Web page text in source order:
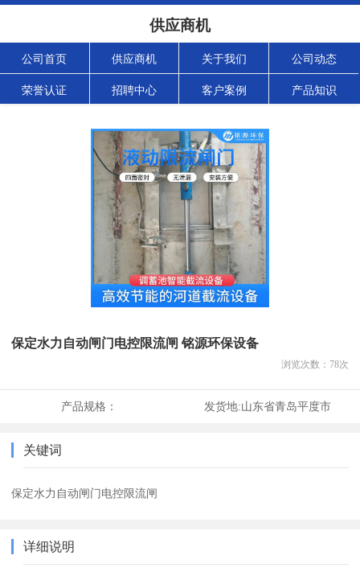
供应商机
公司首页 供应商机 关于我们 公司动态
荣誉认证 招聘中心 客户案例 产品知识
保定水力自动闸门电控限流闸 铭源环保设备
浏览次数： 78次
产品规格： 发货地:山东省青岛平度市
关键词
保定水力自动闸门电控限流闸
详细说明